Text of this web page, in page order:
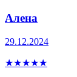
Алена
29.12.2024
★★★★★